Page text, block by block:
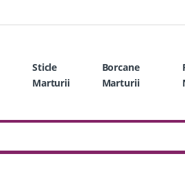
Sticle
Marturii
Borcane
Marturii